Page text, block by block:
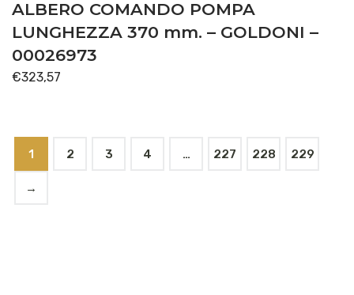
ALBERO COMANDO POMPA
LUNGHEZZA 370 mm. – GOLDONI –
00026973
€323,57
1 2 3 4 … 227 228 229
→